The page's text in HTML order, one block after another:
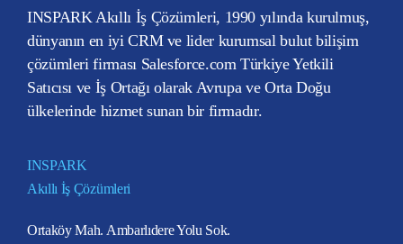
INSPARK Akıllı İş Çözümleri, 1990 yılında kurulmuş,
dünyanın en iyi CRM ve lider kurumsal bulut bilişim
çözümleri firması Salesforce.com Türkiye Yetkili
Satıcısı ve İş Ortağı olarak Avrupa ve Orta Doğu
ülkelerinde hizmet sunan bir firmadır.
INSPARK
Akıllı İş Çözümleri
Ortaköy Mah. Ambarlıdere Yolu Sok.